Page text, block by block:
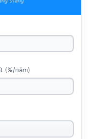
(%/năm)